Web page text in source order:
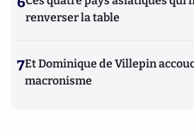
renverser la table
7Et Dominique de Villepin
macronisme